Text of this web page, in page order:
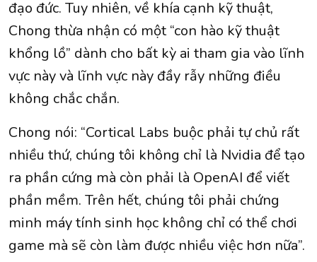
đạo đức. Tuy nhiên, về khía cạnh kỹ thuật,
Chong thừa nhận có một “con hào kỹ thuật
khổng lồ” dành cho bất kỳ ai tham gia vào lĩnh
vực này và lĩnh vực này đầy rẫy những điều
không chắc chắn.
Chong nói: “Cortical Labs buộc phải tự chủ rất
nhiều thứ, chúng tôi không chỉ là Nvidia để tạo
ra phần cứng mà còn phải là OpenAI để viết
phần mềm. Trên hết, chúng tôi phải chứng
minh máy tính sinh học không chỉ có thể chơi
game mà sẽ còn làm được nhiều việc hơn nữa”.